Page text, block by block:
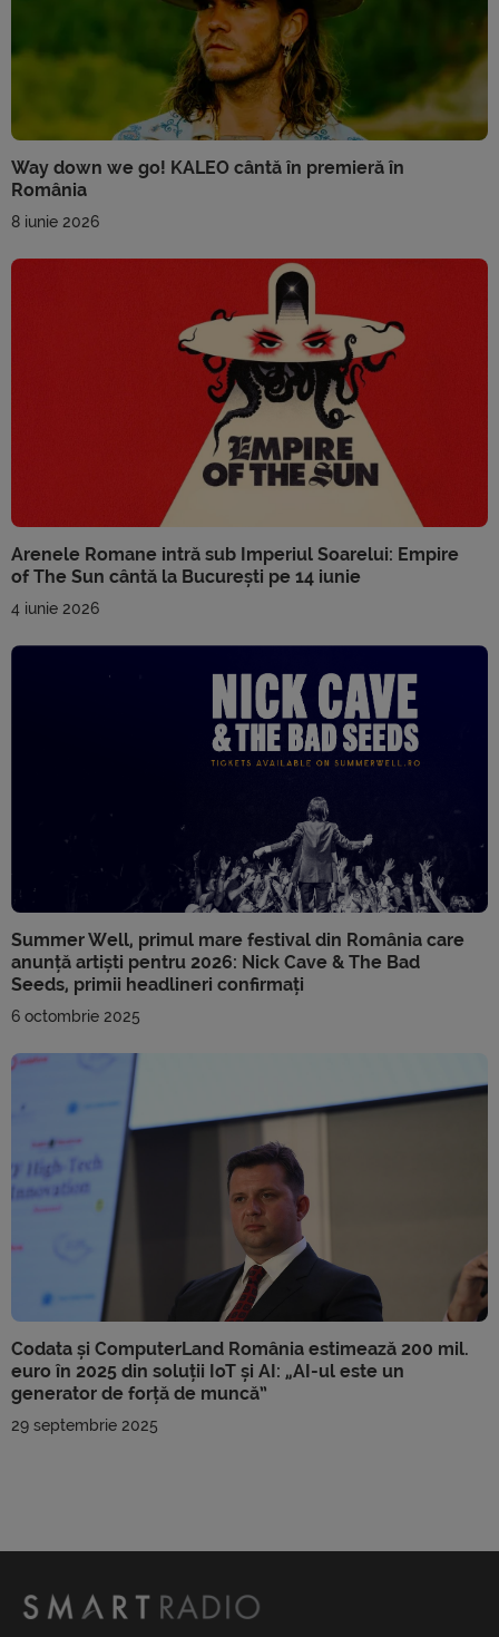
Way down we go! KALEO cântă în premieră în
România
8 iunie 2026
Arenele Romane intră sub Imperiul Soarelui: Empire
of The Sun cântă la București pe 14 iunie
4 iunie 2026
Summer Well, primul mare festival din România care
anunță artiști pentru 2026: Nick Cave & The Bad
Seeds, primii headlineri confirmați
6 octombrie 2025
Codata și ComputerLand România estimează 200 mil.
euro în 2025 din soluții IoT și AI: „AI-ul este un
generator de forță de muncă”
29 septembrie 2025